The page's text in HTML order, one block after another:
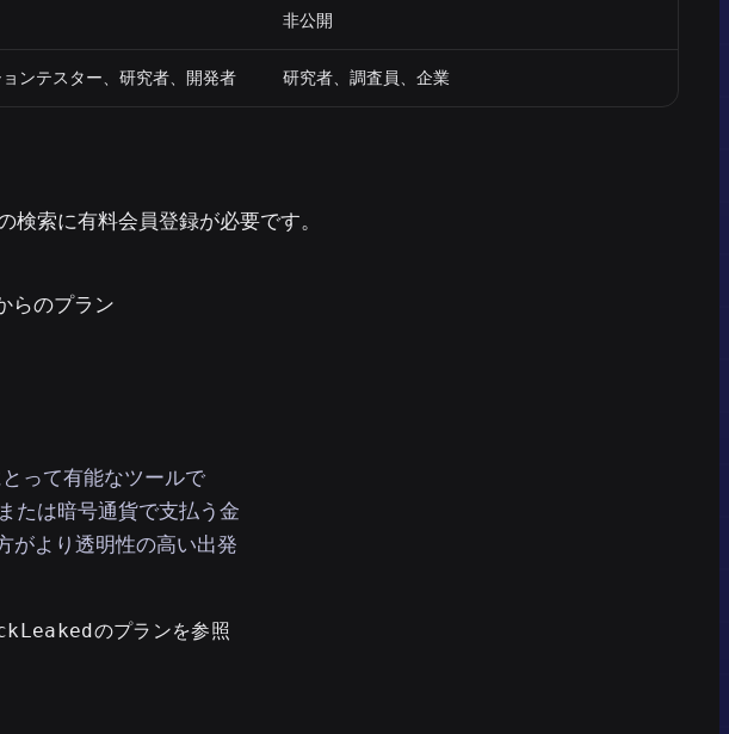
非公開
ンテスター、研究者、開発者 研究者、調査員、企業
索に有料会員登録が必要です。
らのプラン
って有能なツールで
たは暗号通貨で支払う金
がより透明性の高い出発
のプランを参照